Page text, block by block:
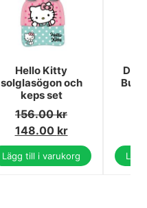
Hello Kitty
solglasögon och
keps set
156.00kr
148.00 kr
Lägg till i varukorg